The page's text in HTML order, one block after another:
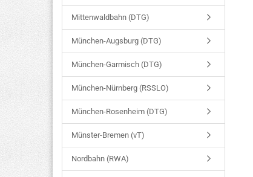
Mittenwaldbahn (DTG)
München-Augsburg (DTG)
München-Garmisch (DTG)
München-Nürnberg (RSSLO)
München-Rosenheim (DTG)
Münster-Bremen (vT)
Nordbahn (RWA)